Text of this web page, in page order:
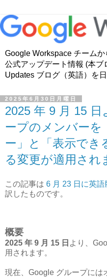
Google Workspace チーム
公式アップデート情報 (本
Updates ブログ（英語）を
2025年6月30日月曜日
2025 年 9 月 15
ープのメンバーを
ー」と「表示でき
る変更が適用され
この記事は 6 月 23 日に英
訳したものです。
概要
2025 年 9 月 15 日 より、
用されます。
現在、Google グループには